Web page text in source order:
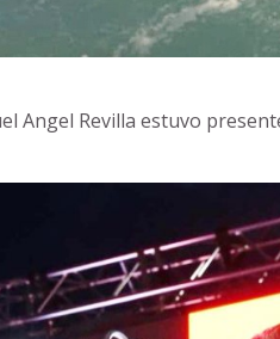
Angel Revilla estuvo